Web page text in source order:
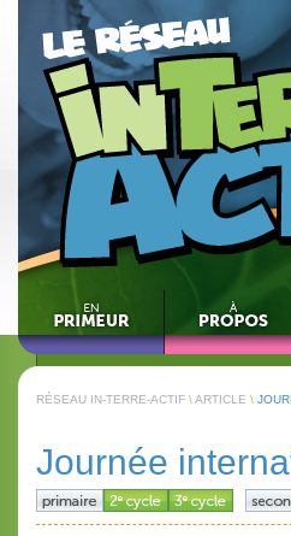
RÉSEAU IN-TERRE-ACTIF \ARTICLE \
Journée